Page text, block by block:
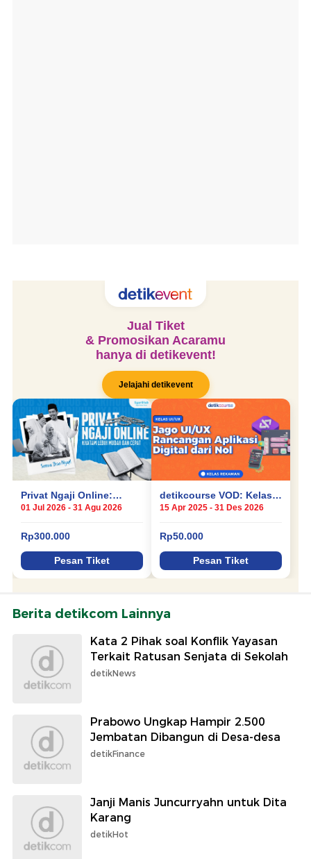
Berita detikcom Lainnya
Kata 2 Pihak soal Konflik Yayasan
Terkait Ratusan Senjata di Sekolah
detikNews
Prabowo Ungkap Hampir 2.500
Jembatan Dibangun di Desa-desa
detikFinance
Janji Manis Juncurryahn untuk Dita
Karang
detikHot